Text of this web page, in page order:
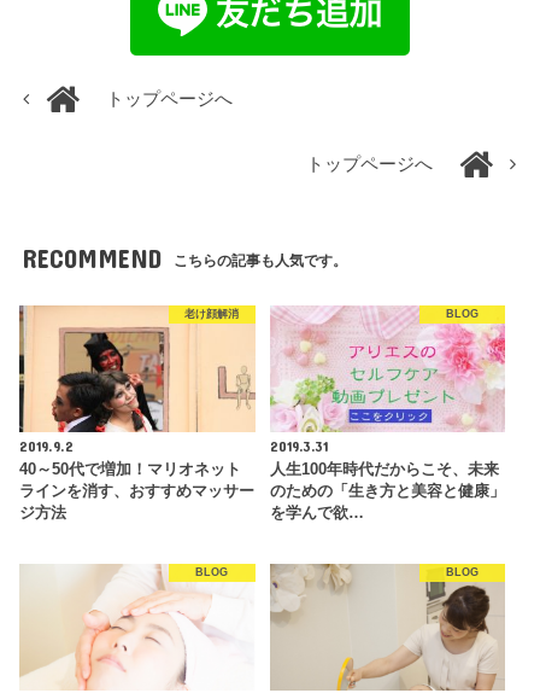
トップページへ
トップページへ
RECOMMEND こちらの記事も人気です。
老け顔解消
2019.9.2
40～50代で増加！マリオネット
ラインを消す、おすすめマッサー
ジ方法
BLOG
2019.3.31
人生100年時代だからこそ、未来
のための「生き方と美容と健康」
を学んで欲…
BLOG BLOG